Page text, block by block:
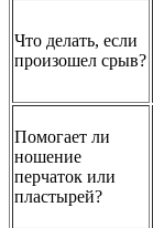
Что делать, если
произошел срыв?
Помогает ли
ношение
перчаток или
пластырей?